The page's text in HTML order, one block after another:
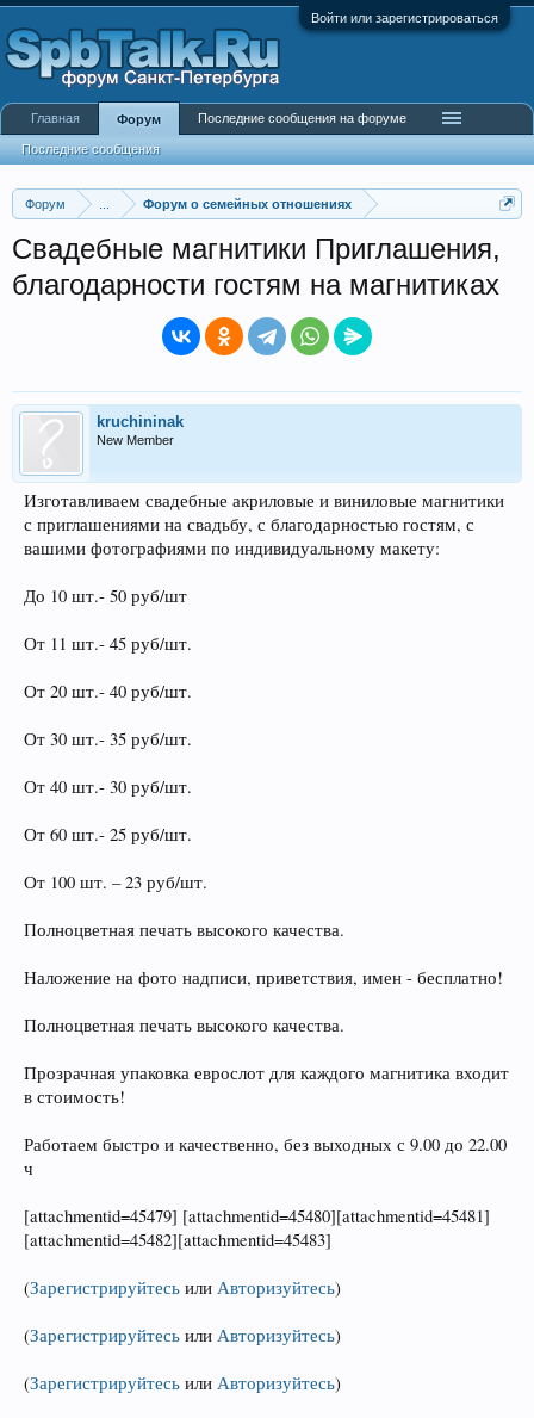
Войти или зарегистрироваться
Форум Форум о семейных отношениях
Cвадебные магнитики Приглашения,
благодарности гостям на магнитиках
kruchininak
New Member
Изготавливаем свадебные акриловые и виниловые магнитики
с приглашениями на свадьбу, с благодарностью гостям, с
вашими фотографиями по индивидуальному макету:
До 10 шт.- 50 руб/шт
От 11 шт.- 45 руб/шт.
От 20 шт.- 40 руб/шт.
От 30 шт.- 35 руб/шт.
От 40 шт.- 30 руб/шт.
От 60 шт.- 25 руб/шт.
От 100 шт. – 23 руб/шт.
Полноцветная печать высокого качества.
Наложение на фото надписи, приветствия, имен - бесплатно!
Полноцветная печать высокого качества.
Прозрачная упаковка еврослот для каждого магнитика входит
в стоимость!
Работаем быстро и качественно, без выходных с 9.00 до 22.00
ч
[attachmentid=45479] [attachmentid=45480][attachmentid=45481]
[attachmentid=45482][attachmentid=45483]
(Зарегистрируйтесь или Авторизуйтесь)
(Зарегистрируйтесь или Авторизуйтесь)
(Зарегистрируйтесь или Авторизуйтесь)
Главная Форум
Последние сообщения
Последние сообщения на форуме